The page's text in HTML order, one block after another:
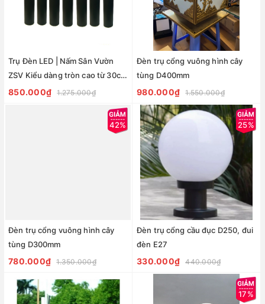
Trụ Đèn LED | Nấm Sân Vườn
ZSV Kiểu dàng tròn cao từ 30cm
đến 1m
850.000₫ 1.275.000₫
Đèn trụ cổng vuông hình cây
tùng D400mm
980.000₫ 1.550.000₫
42%
Đèn trụ cổng vuông hình cây
tùng D300mm
780.000₫ 1.350.000₫
25%
Đèn trụ cổng cầu đục D250, đui
đèn E27
330.000₫ 440.000₫
17%